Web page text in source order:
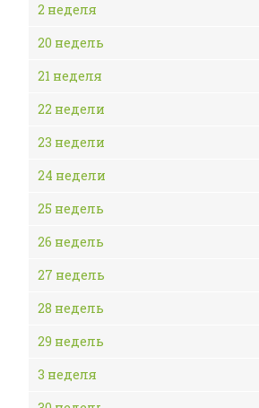
2 неделя
20 недель
21 неделя
22 недели
23 недели
24 недели
25 недель
26 недель
27 недель
28 недель
29 недель
3 неделя